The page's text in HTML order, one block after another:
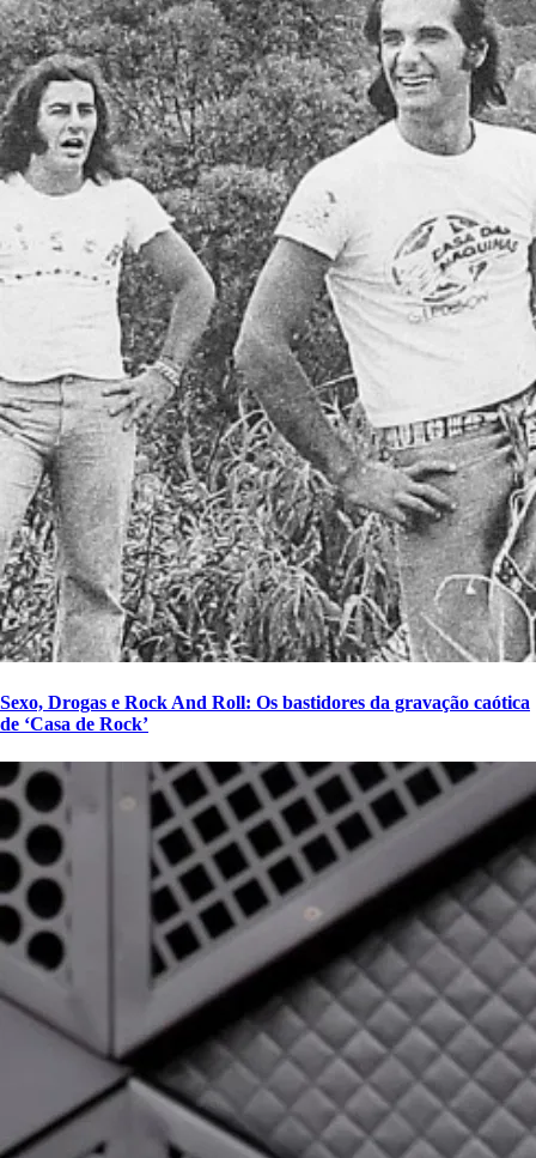
Sexo, Drogas e Rock And Roll: Os bastidores da gravação caótica
de ‘Casa de Rock’